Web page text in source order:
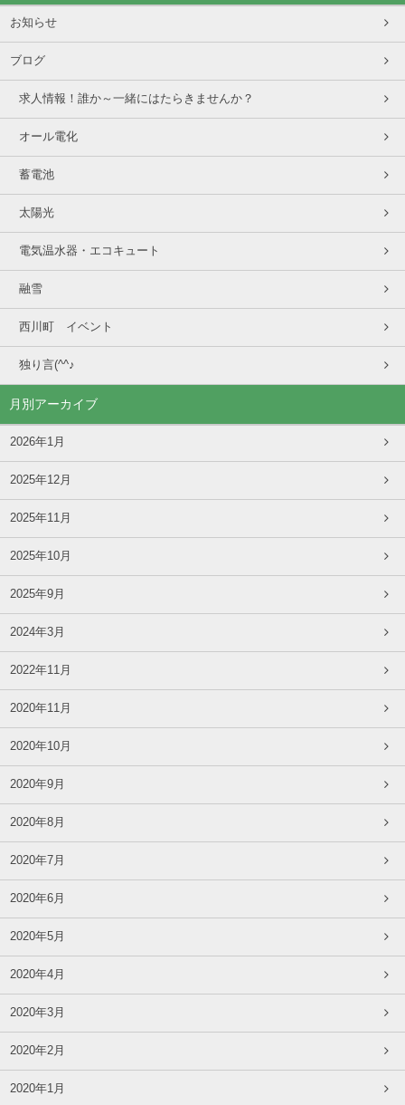
お知らせ
ブログ
求人情報！誰か～一緒にはたらきませんか？
オール電化
蓄電池
太陽光
電気温水器・エコキュート
融雪
西川町 イベント
独り言(^^♪
月別アーカイブ
2026年1月
2025年12月
2025年11月
2025年10月
2025年9月
2024年3月
2022年11月
2020年11月
2020年10月
2020年9月
2020年8月
2020年7月
2020年6月
2020年5月
2020年4月
2020年3月
2020年2月
2020年1月